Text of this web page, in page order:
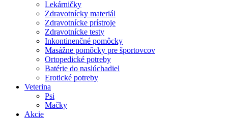
Lekárničky
Zdravotnícky materiál
Zdravotnícke prístroje
Zdravotnícke testy
Inkontinenčné pomôcky
Masážne pomôcky pre športovcov
Ortopedické potreby
Batérie do naslúchadiel
Erotické potreby
Veterina
Psi
Mačky
Akcie